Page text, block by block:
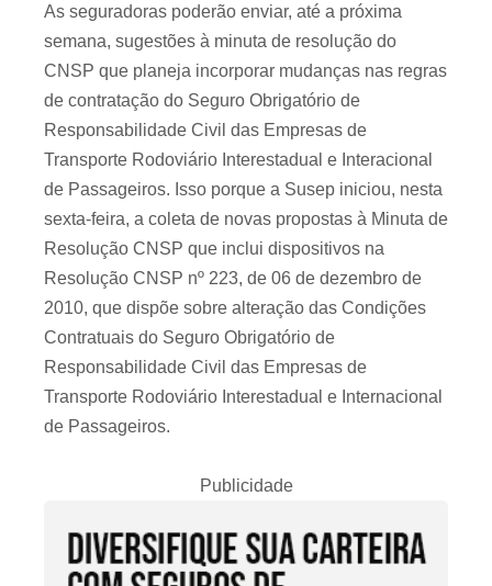
As seguradoras poderão enviar, até a próxima
semana, sugestões à minuta de resolução do
CNSP que planeja incorporar mudanças nas regras
de contratação do Seguro Obrigatório de
Responsabilidade Civil das Empresas de
Transporte Rodoviário Interestadual e Interacional
de Passageiros. Isso porque a Susep iniciou, nesta
sexta-feira, a coleta de novas propostas à Minuta de
Resolução CNSP que inclui dispositivos na
Resolução CNSP nº 223, de 06 de dezembro de
2010, que dispõe sobre alteração das Condições
Contratuais do Seguro Obrigatório de
Responsabilidade Civil das Empresas de
Transporte Rodoviário Interestadual e Internacional
de Passageiros.
Publicidade